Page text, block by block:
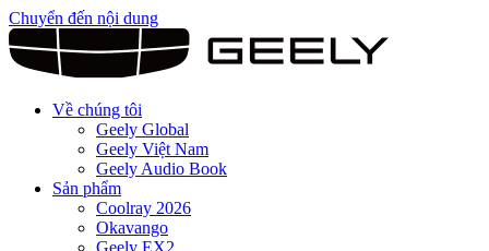
Chuyển đến nội dung
Về chúng tôi
Geely Global
Geely Việt Nam
Geely Audio Book
Sản phẩm
Coolray 2026
Okavango
Geely EX2